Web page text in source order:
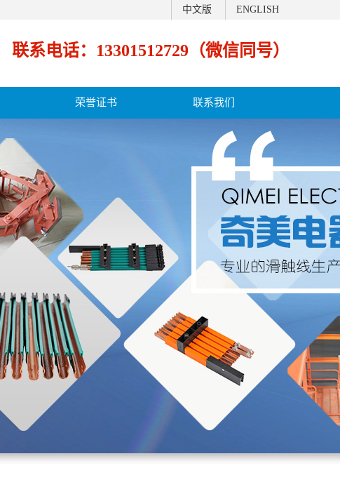
中文版 ENGLISH
联系电话：13301512729（微信同号）
荣誉证书 联系我们